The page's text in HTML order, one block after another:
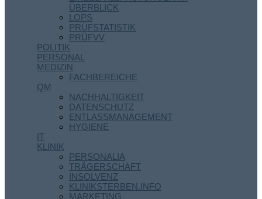
ÜBERBLICK
LOPS
PRÜFSTATISTIK
PRÜFVV
POLITIK
PERSONAL
MEDIZIN
FACHBEREICHE
QM
NACHHALTIGKEIT
DATENSCHUTZ
ENTLASSMANAGEMENT
HYGIENE
IT
KLINIK
PERSONALIA
TRÄGERSCHAFT
INSOLVENZ
KLINIKSTERBEN.INFO
MARKETING